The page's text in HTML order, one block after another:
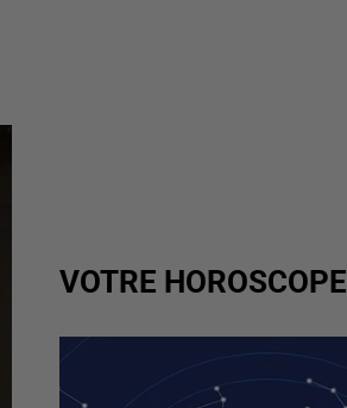
VOTRE HOROSCOPE